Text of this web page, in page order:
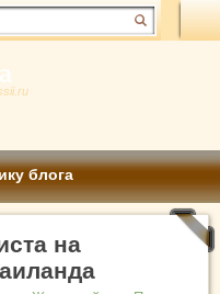
блога
на